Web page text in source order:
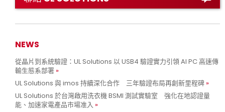
NEWS
從晶片到系統驗證：UL Solutions 以 USB4 驗證實力引領 AI PC 高速傳
輸生態系部署
UL Solutions 與 imos 持續深化合作 三年驗證布局再創新里程碑
UL Solutions 於台灣啟用洗衣機 BSMI 測試實驗室 強化在地認證量
能、加速家電產品市場准入